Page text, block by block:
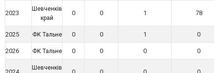
2023
Шевченків
край
0 0 1 78
2025 ФК Тальне 0 0 1 0
2026 ФК Тальне 0 0 0 0
Шевченків